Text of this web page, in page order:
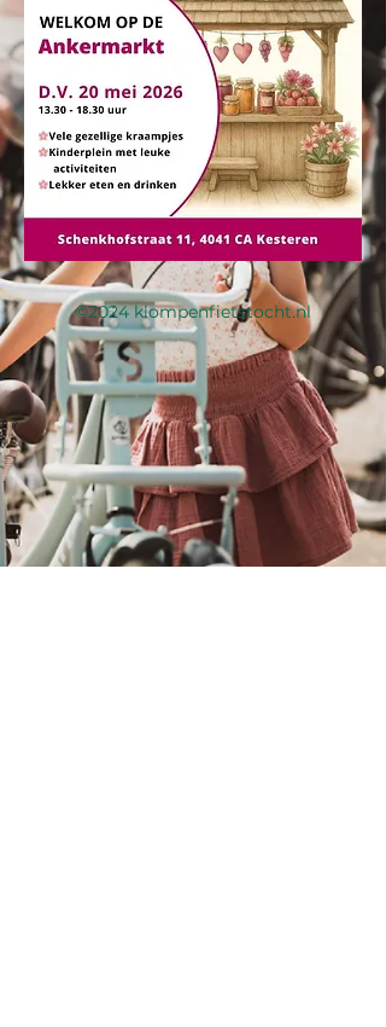
©2024 klompenfietstocht.nl